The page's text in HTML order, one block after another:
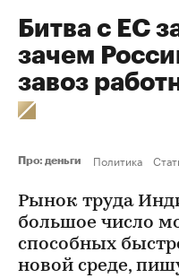
Битва с ЕС
зачем
завоз
Про: деньги Политика
Рынок труда
большое число
способных
новой среде,